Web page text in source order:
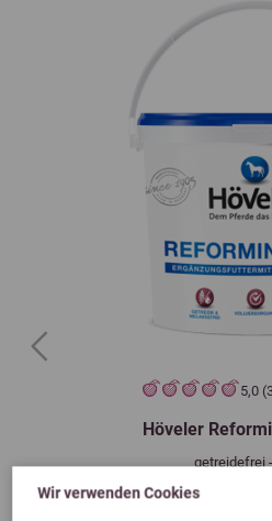
Wir verwenden Cookies
5,0
Höveler
getreidefrei
Previous